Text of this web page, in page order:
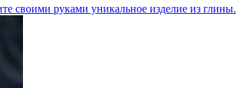
своими руками уникальное изделие из глины.